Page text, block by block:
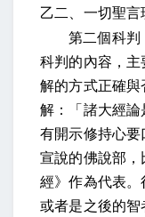
乙二、一切聖
第二個科判
科判的內容，
解的方式正確與
解：「諸大經
有開示修持心要
宣說的佛說部
經》作為代表。
或者是之後的